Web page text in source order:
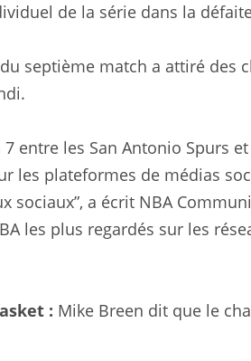
de la série dans la
septième match a attiré des
7 entre les San Antonio Spurs
les plateformes de médias
sociaux”, a écrit NBA
les plus regardés sur les
: Mike Breen dit que le